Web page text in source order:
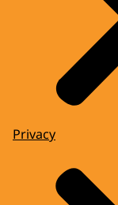
Privacy